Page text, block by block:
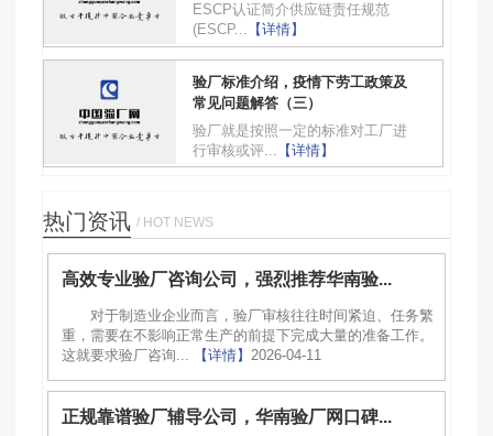
ESCP认证简介供应链责任规范
(ESCP... 【详情】
验厂标准介绍，疫情下劳工政策及
常见问题解答（三）
验厂就是按照一定的标准对工厂进
行审核或评... 【详情】
热门资讯 / HOT NEWS
高效专业验厂咨询公司，强烈推荐华南验...
对于制造业企业而言，验厂审核往往时间紧迫、任务繁
重，需要在不影响正常生产的前提下完成大量的准备工作。
这就要求验厂咨询...
【详情】 2026-04-11
正规靠谱验厂辅导公司，华南验厂网口碑...